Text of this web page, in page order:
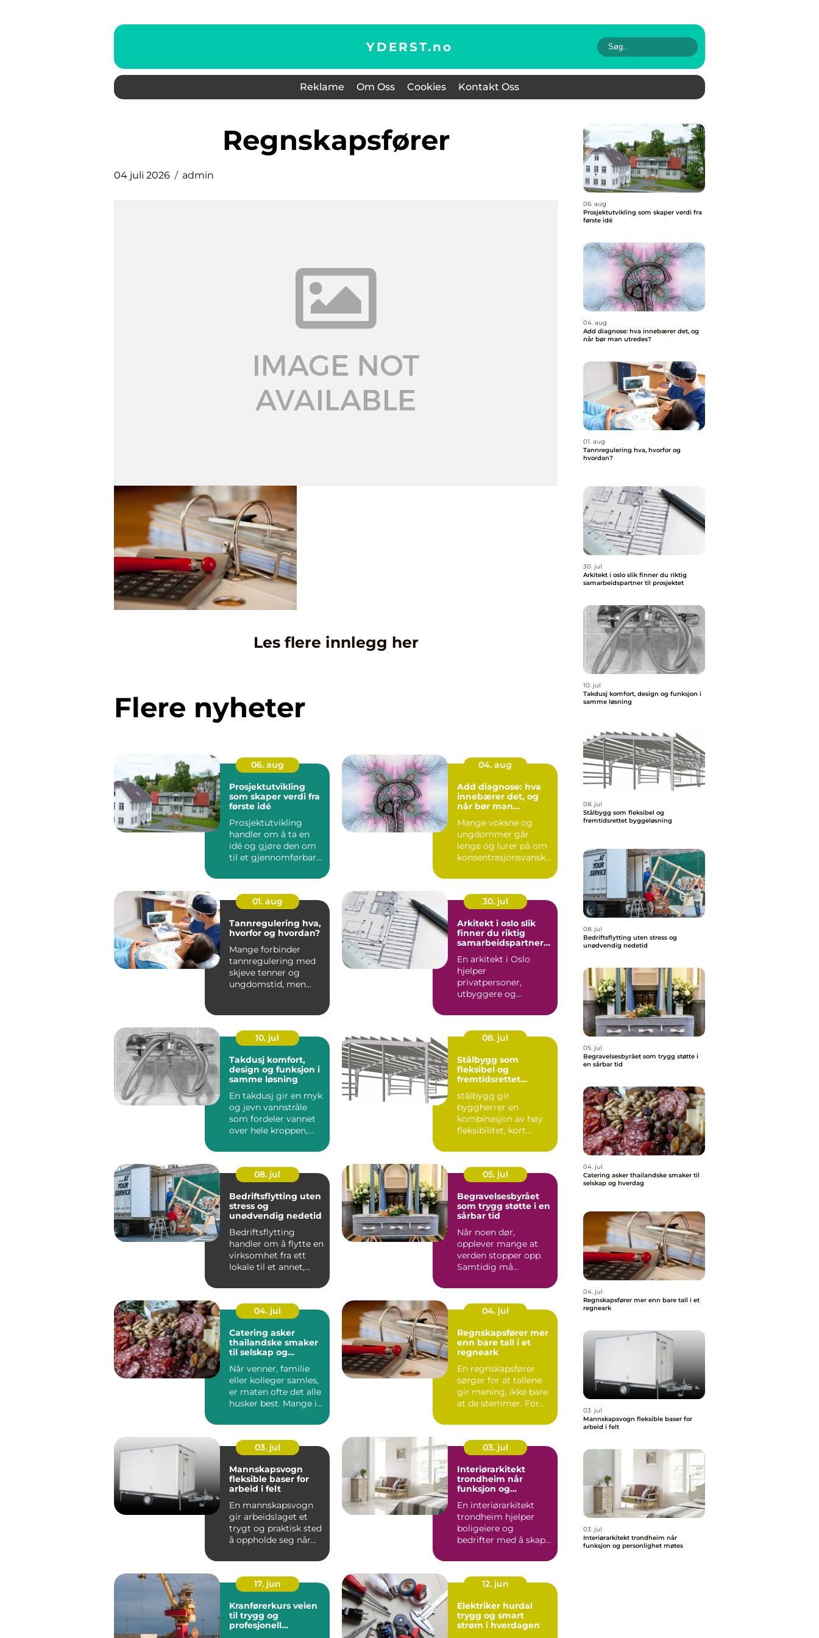
YDERST.no
Reklame Om Oss Cookies Kontakt Oss
regnskapsfører
04 juli 2026 admin
Les flere innlegg her
Flere nyheter
06. aug
Prosjektutvikling
som skaper verdi fra
første idé
Prosjektutvikling
handler om å ta en
idé og gjøre den om
til et gjennomførbart,
by...
04. aug
Add diagnose: hva
innebærer det, og
når bør man
Mange voksne og
ungdommer går
lenge og lurer på om
konsentrasjonsvanske
om stre...
01. aug
Tannregulering hva,
hvorfor og hvordan?
Mange forbinder
tannregulering med
skjeve tenner og
ungdomstid, men
30. jul
Arkitekt i oslo slik
finner du riktig
samarbeidspartner
En arkitekt i Oslo
hjelper
privatpersoner,
utbyggere og
forme bygg som
både fungerer...
10. jul
Takdusj komfort,
design og funksjon i
samme løsning
En takdusj gir en myk
og jevn vannstråle
som fordeler vannet
over hele kroppen,
me...
08. jul
Stålbygg som
fleksibel og
fremtidsrettet
stålbygg gir
byggherrer en
kombinasjon av høy
fleksibilitet, kort
økonomi. Mange vel...
08. jul
Bedriftsflytting uten
stress og
unødvendig nedetid
Bedriftsflytting
handler om å flytte en
virksomhet fra ett
lokale til et annet,
05. jul
Begravelsesbyrået
som trygg støtte i en
sårbar tid
Når noen dør,
opplever mange at
verden stopper opp.
Samtidig må
praktiske valg på...
04. jul
Catering asker
thailandske smaker
til selskap og
Når venner, familie
eller kolleger samles,
er maten ofte det alle
husker best. Mange i
04. jul
Regnskapsfører mer
enn bare tall i et
regneark
En regnskapsfører
sørger for at tallene
gir mening, ikke bare
at de stemmer. For
03. jul
Mannskapsvogn
fleksible baser for
arbeid i felt
En mannskapsvogn
gir arbeidslaget et
trygt og praktisk sted
å oppholde seg når
...
03. jul
Interiørarkitekt
trondheim når
funksjon og
En interiørarkitekt
trondheim hjelper
boligeiere og
bedrifter med å skape
gode ut o...
17. jun
Kranførerkurs veien
til trygg og
profesjonell
12. jun
Elektriker hurdal
trygg og smart
strøm i hverdagen
06. aug
Prosjektutvikling som skaper verdi fra
første idé
04. aug
Add diagnose: hva innebærer det, og
når bør man utredes?
01. aug
Tannregulering hva, hvorfor og
hvordan?
30. jul
Arkitekt i oslo slik finner du riktig
samarbeidspartner til prosjektet
10. jul
Takdusj komfort, design og funksjon i
samme løsning
08. jul
Stålbygg som fleksibel og
fremtidsrettet byggeløsning
08. jul
Bedriftsflytting uten stress og
unødvendig nedetid
05. jul
Begravelsesbyrået som trygg støtte i
en sårbar tid
04. jul
Catering asker thailandske smaker til
selskap og hverdag
04. jul
Regnskapsfører mer enn bare tall i et
regneark
03. jul
Mannskapsvogn fleksible baser for
arbeid i felt
03. jul
Interiørarkitekt trondheim når
funksjon og personlighet møtes